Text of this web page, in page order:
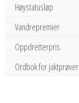
Høystatusløp
Vandrepremier
Oppdretterpris
Ordbok for jaktprøver